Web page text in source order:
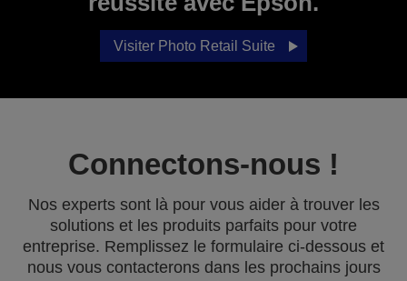
Visiter Photo Retail Suite
Connectons-nous !
Nos experts sont là pour vous aider à trouver les
solutions et les produits parfaits pour votre
entreprise. Remplissez le formulaire ci-dessous et
nous vous contacterons dans les prochains jours